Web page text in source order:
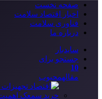
صفحه نخست
اخبار اقتصاد سلامت
فناوری سلامت
درباره ما
سایدبار
جستجو برای
10
مقالهمحبوب